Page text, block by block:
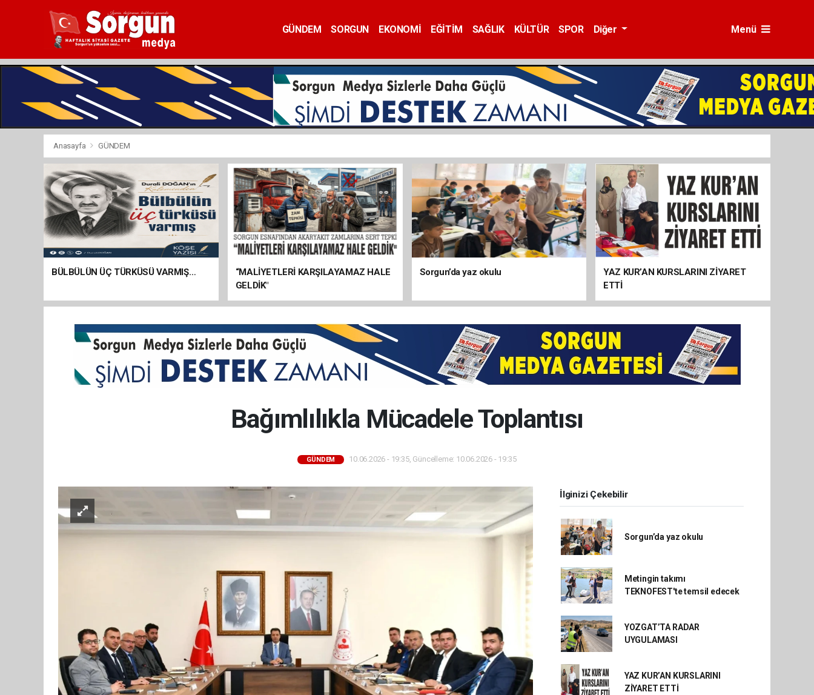
GÜNDEM SORGUN EKONOMİ EĞİTİM SAĞLIK KÜLTÜR SPOR Diğer Menü
Anasayfa GÜNDEM
BÜLBÜLÜN ÜÇ TÜRKÜSÜ VARMIŞ…
“MALİYETLERİ KARŞILAYAMAZ HALE
GELDİK"
Sorgun’da yaz okulu
YAZ KUR’AN KURSLARINI ZİYARET
ETTİ
Bağımlılıkla Mücadele Toplantısı
GÜNDEM 10.06.2026 - 19:35, Güncelleme: 10.06.2026 - 19:35
İlginizi Çekebilir
Sorgun’da yaz okulu
Metingin takımı
TEKNOFEST'te temsil edecek
YOZGAT’TA RADAR
UYGULAMASI
YAZ KUR’AN KURSLARINI
ZİYARET ETTİ